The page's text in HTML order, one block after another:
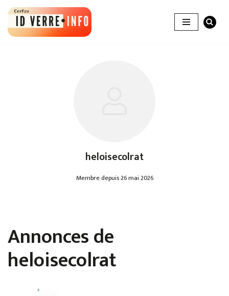
Aller
au
heloisecolrat
Membre depuis 26 mai 2026
Annonces de
heloisecolrat